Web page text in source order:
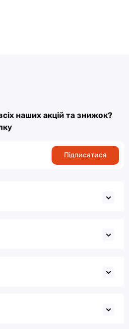
наших акцій та знижок?
Підписатися